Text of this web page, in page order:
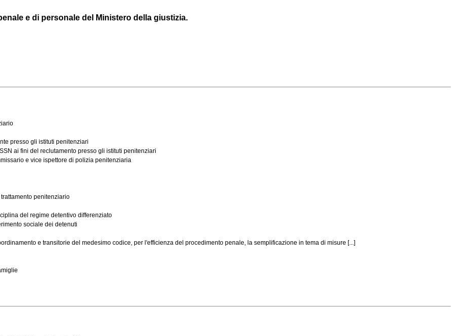
e di personale del Ministero della giustizia.
presso gli istituti penitenziari
ai fini del reclutamento presso gli istituti penitenziari
e vice ispettore di polizia penitenziaria
penitenziario
del regime detentivo differenziato
sociale dei detenuti
e transitorie del medesimo codice, per l'efficienza del procedimento penale, la semplificazione in tema di misure [...]